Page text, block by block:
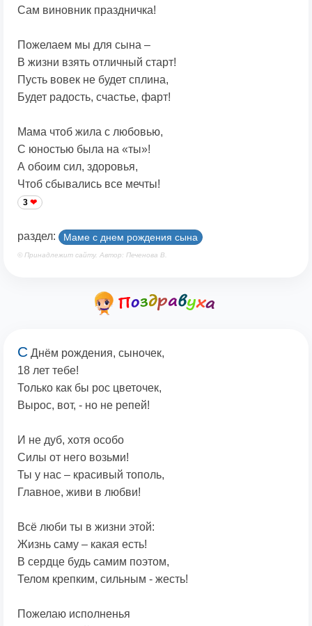
Сам виновник праздничка!
Пожелаем мы для сына –
В жизни взять отличный старт!
Пусть вовек не будет сплина,
Будет радость, счастье, фарт!
Мама чтоб жила с любовью,
С юностью была на «ты»!
А обоим сил, здоровья,
Чтоб сбывались все мечты!
3
раздел: Маме с днем рождения сына
© Принадлежит сайту. Автор: Печенова В.
С Днём рождения, сыночек,
18 лет тебе!
Только как бы рос цветочек,
Вырос, вот, - но не репей!
И не дуб, хотя особо
Силы от него возьми!
Ты у нас – красивый тополь,
Главное, живи в любви!
Всё люби ты в жизни этой:
Жизнь саму – какая есть!
В сердце будь самим поэтом,
Телом крепким, сильным - жесть!
Пожелаю исполненья